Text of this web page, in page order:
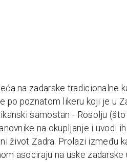
na zadarske tradicionalne
po poznatom likeru koji je u
samostan - Rosolju
na okupljanje i uvodi ih
život Zadra. Prolazi između
asociraju na uske zadarske